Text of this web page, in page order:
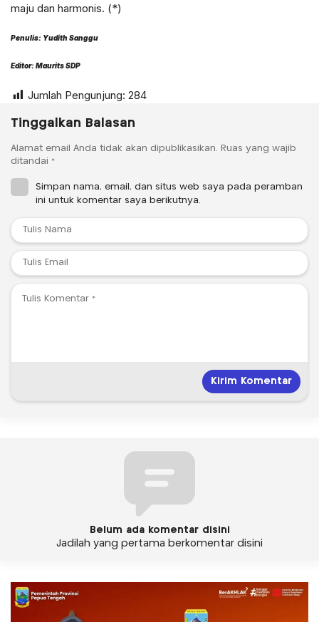
maju dan harmonis. (*)
Penulis: Yudith Sanggu
Editor: Maurits SDP
Jumlah Pengunjung: 284
Tinggalkan Balasan
Alamat email Anda tidak akan dipublikasikan. Ruas yang wajib
ditandai *
Simpan nama, email, dan situs web saya pada peramban
ini untuk komentar saya berikutnya.
Belum ada komentar disini
Jadilah yang pertama berkomentar disini